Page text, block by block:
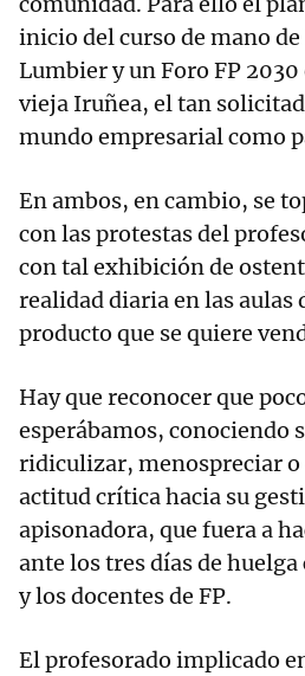
inicio del curso de mano
Lumbier y un Foro FP
vieja Iruñea, el tan
mundo empresarial como
En ambos, en cambio, se
con las protestas del
con tal exhibición de
realidad diaria en las
producto que se quiere
Hay que reconocer que
esperábamos, conociendo
ridiculizar, menospreciar
actitud crítica hacia su
apisonadora, que fuera a
ante los tres días de
y los docentes de FP.
El profesorado implicado